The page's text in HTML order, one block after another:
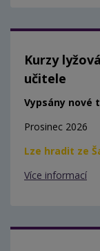
Kurzy
učitele
Vypsány nové
Prosinec 2026
Lze hradit ze
Více informací